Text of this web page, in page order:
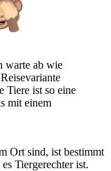
warte ab wie
Tiere ist so eine
mit einem
Ort sind, ist bestimmt
Tiergerechter ist.